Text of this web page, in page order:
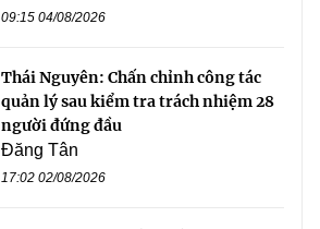
09:15 04/08/2026
Thái Nguyên: Chấn chỉnh công tác
quản lý sau kiểm tra trách nhiệm 28
người đứng đầu
Đăng Tân
17:02 02/08/2026